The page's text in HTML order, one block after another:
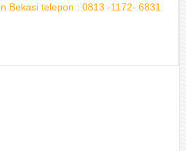
Bekasi telepon : 0813 -1172- 6831